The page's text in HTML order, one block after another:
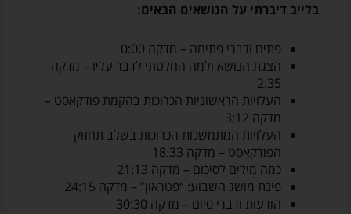
בלייב דיברתי על הנושאים הבאים:
פתיח ודברי פתיחה – מדקה 0:00
הצגת הנושא ולמה החלטתי לדבר עליו – מדקה
2:35
העלויות הראשוניות הכרוכות בהקמת פודקאסט –
מדקה 3:12
העלויות המתמשכות הכרוכות בשלב תחזוק
הפודקאסט – מדקה 18:33
כמה מילים לסיכום – מדקה 21:13
פינת מושג השבוע: “פטראון” – מדקה 24:15
הודעות ודברי סיום – מדקה 30:30